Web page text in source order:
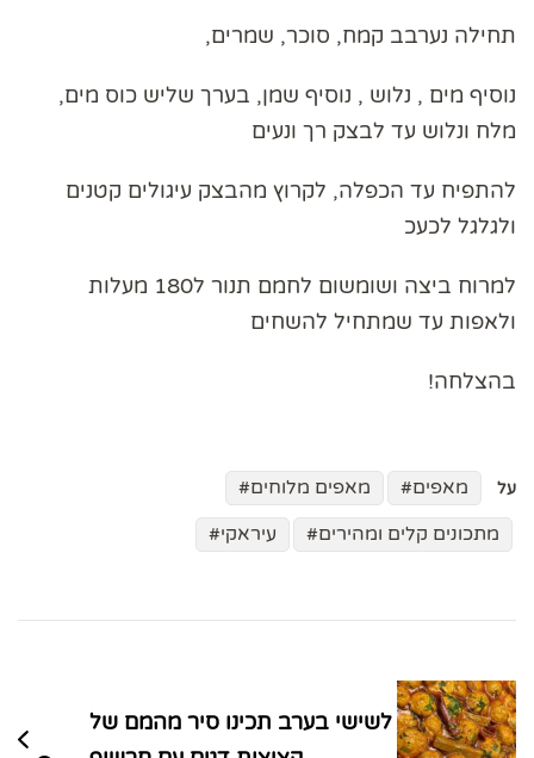
תחילה נערבב קמח, סוכר, שמרים,
נוסיף מים , נלוש , נוסיף שמן, בערך שליש כוס מים,
מלח ונלוש עד לבצק רך ונעים
להתפיח עד הכפלה, לקרוץ מהבצק עיגולים קטנים
ולגלגל לכעכ
למרוח ביצה ושומשום לחמם תנור ל180 מעלות
ולאפות עד שמתחיל להשחים
בהצלחה!
על מאפים
מאפים מלוחים
מתכונים קלים ומהירים
עיראקי
בפוסטים
לשישי בערב תכינו סיר מהמם של